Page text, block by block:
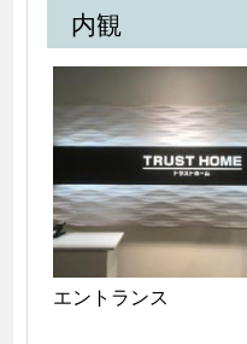
内観
エントランス